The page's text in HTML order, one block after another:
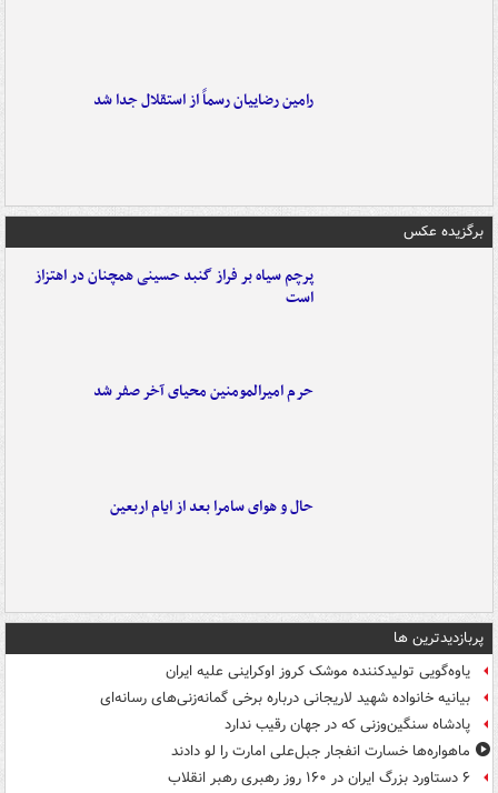
رامین رضاییان رسماً از استقلال جدا شد
برگزیده عکس
پرچم سیاه بر فراز گنبد حسینی همچنان در اهتزاز
است
حرم امیرالمومنین محیای آخر صفر شد
حال و هوای سامرا بعد از ایام اربعین
پربازدیدترین ها
یاوه‌گویی تولیدکننده موشک کروز اوکراینی علیه ایران
بیانیه خانواده شهید لاریجانی درباره برخی گمانه‌زنی‌های رسانه‌ای
پادشاه سنگین‌وزنی که در جهان رقیب ندارد
ماهواره‌ها خسارت انفجار جبل‌علی امارت را لو دادند
۶ دستاورد بزرگ ایران در ۱۶۰ روز رهبری رهبر انقلاب